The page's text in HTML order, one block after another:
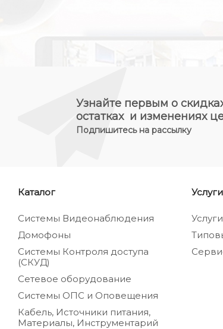
Узнайте первым о
остатках и изменениях
Подпишитесь на рассылку
Каталог
Системы Видеонаблюдения
Домофоны
Системы Контроля доступа
(СКУД)
Сетевое оборудование
Системы ОПС и Оповещения
Кабель, Источники питания,
Материалы, Инструментарий
Услуги